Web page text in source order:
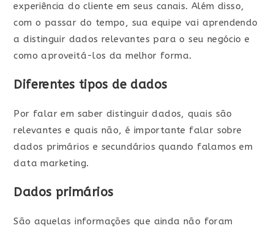
experiência do cliente em seus canais. Além disso,
com o passar do tempo, sua equipe vai aprendendo
a distinguir dados relevantes para o seu negócio e
como aproveitá-los da melhor forma.
Diferentes tipos de dados
Por falar em saber distinguir dados, quais são
relevantes e quais não, é importante falar sobre
dados primários e secundários quando falamos em
data marketing.
Dados primários
São aquelas informações que ainda não foram